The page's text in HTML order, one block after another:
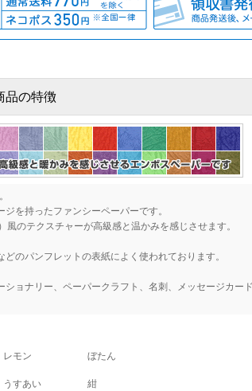
品の特徴
を持ったファンシーペーパーです。
のテクスチャーが高級感と温かみを感じさせます。
のパンフレットの表紙によく使われております。
ョナリー、ペーパークラフト、名刺、メッセージカー
レモン ぼたん
うすあい 紺